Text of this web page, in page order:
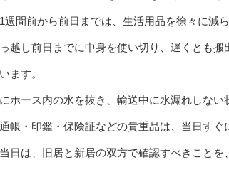
週間前から前日までは、生活用品を徐々に減
越し前日までに中身を使い切り、遅くとも
ます。
ホース内の水を抜き、輸送中に水漏れしない
帳・印鑑・保険証などの貴重品は、当日す
日は、旧居と新居の双方で確認すべきこと